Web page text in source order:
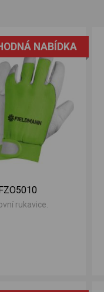
NABÍDKA
rukavice.